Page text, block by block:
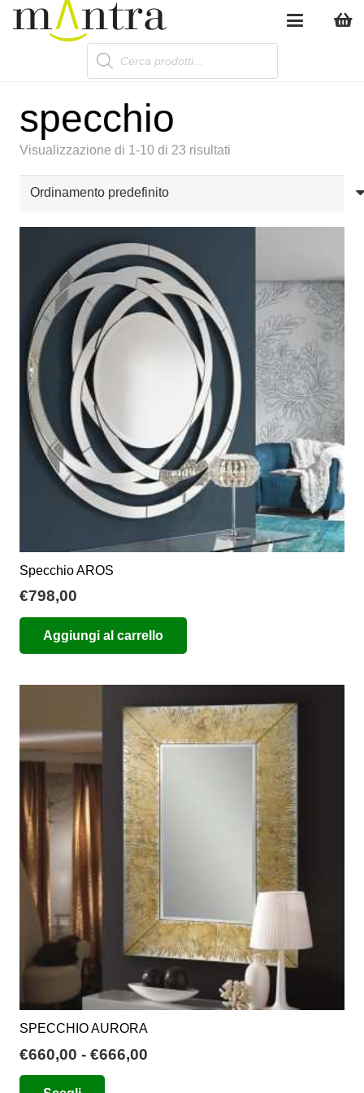
Products
search
specchio
Visualizzazione di 1-10 di 23 risultati
Specchio AROS
€798,00
Aggiungi al carrello
SPECCHIO AURORA
€660,00 - €666,00